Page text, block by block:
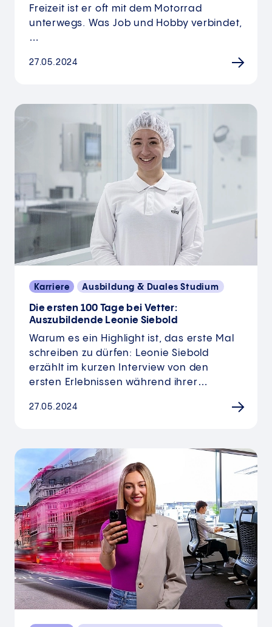
Freizeit ist er oft mit dem Motorrad
unterwegs. Was Job und Hobby verbindet,
…
27.05.2024
Karriere Ausbildung & Duales Studium
Die ersten 100 Tage bei Vetter:
Auszubildende Leonie Siebold
Warum es ein Highlight ist, das erste Mal
schreiben zu dürfen: Leonie Siebold
erzählt im kurzen Interview von den
ersten Erlebnissen während ihrer…
27.05.2024